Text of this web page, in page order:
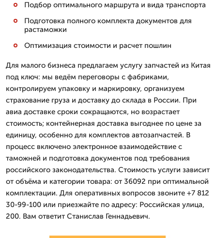
Подбор оптимального маршрута и вида транспорта
Подготовка полного комплекта документов для
растаможки
Оптимизация стоимости и расчет пошлин
Для малого бизнеса предлагаем услугу запчастей из Китая
под ключ: мы ведём переговоры с фабриками,
контролируем упаковку и маркировку, организуем
страхование груза и доставку до склада в России. При
авиа доставке сроки сокращаются, но возрастает
стоимость; контейнерная доставка выгоднее по цене за
единицу, особенно для комплектов автозапчастей. В
процесс включено электронное взаимодействие с
таможней и подготовка документов под требования
российского законодательства. Стоимость услуги зависит
от объёма и категории товара: от 36092 при оптимальной
комплектации. Для оперативных вопросов звоните +7 812
30-99-100 или приезжайте по адресу: Российская улица,
200. Вам ответит Станислав Геннадьевич.